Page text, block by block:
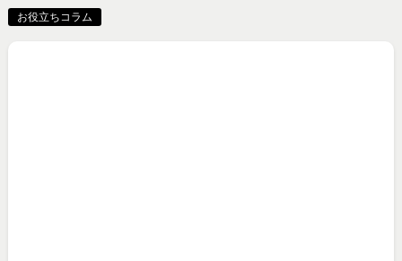
お役立ちコラム